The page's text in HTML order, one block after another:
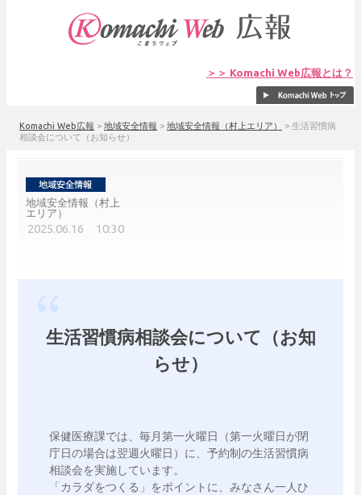
＞＞ Komachi Web広報とは？
Komachi Web広報 > 地域安全情報 > 地域安全情報（村上エリア） > 生活習慣病
相談会について（お知らせ）
地域安全情報（村上
エリア）
2025.06.16 10:30
生活習慣病相談会について（お知
らせ）
保健医療課では、毎月第一火曜日（第一火曜日が閉
庁日の場合は翌週火曜日）に、予約制の生活習慣病
相談会を実施しています。
「カラダをつくる」をポイントに、みなさん一人ひ